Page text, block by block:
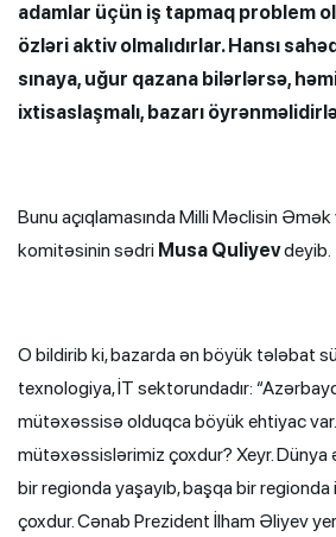
adamlar üçün iş tapmaq problem
özləri aktiv olmalıdırlar. Hansı
sınaya, uğur qazana bilərlərsə,
ixtisaslaşmalı, bazarı
Bunu açıqlamasında Milli Məclisin
komitəsinin sədri Musa Quliyevdeyib.
O bildirib ki, bazarda ən böyük tələbat
texnologiya, İT sektorundadır:
mütəxəssisə olduqca böyük ehtiyac
mütəxəssislərimiz çoxdur? Xeyr. Dünya
bir regionda yaşayıb, başqa bir regionda
çoxdur. Cənab Prezident İlham Əliyev